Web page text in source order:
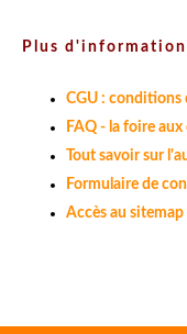
Plus
CGU :
FAQ - la foire
Tout savoir sur
Formulaire de
Accès au